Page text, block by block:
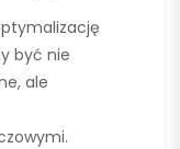
być nie
ale